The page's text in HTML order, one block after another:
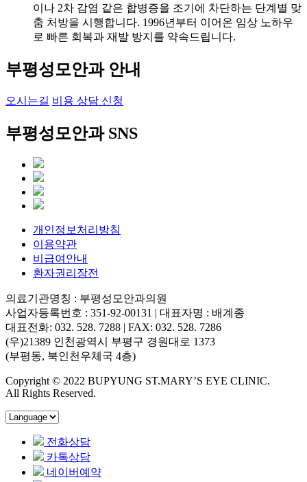
이나 2차 감염 같은 합병증을 조기에 차단하는 단계별 맞
춤 처방을 시행합니다. 1996년부터 이어온 임상 노하우
로 빠른 회복과 재발 방지를 약속드립니다.
부평성모안과 안내
오시는길 비용 상담 신청
부평성모안과 SNS
개인정보처리방침
이용약관
비급여안내
환자권리장전
의료기관명칭 : 부평성모안과의원
사업자등록번호 : 351-92-00131 | 대표자명 : 배계종
대표전화: 032. 528. 7288 | FAX: 032. 528. 7286
(우)21389 인천광역시 부평구 경원대로 1373
(부평동, 북인천우체국 4층)
Copyright © 2022 BUPYUNG ST.MARY’S EYE CLINIC.
All Rights Reserved.
전화상담
카톡상담
네이버예약